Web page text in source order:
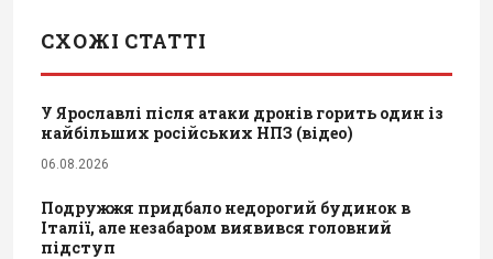
СХОЖІ СТАТТІ
У Ярославлі після атаки дронів горить один із
найбільших російських НПЗ (відео)
06.08.2026
Подружжя придбало недорогий будинок в
Італії, але незабаром виявився головний
підступ